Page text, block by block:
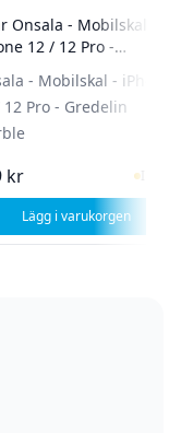
för
- Svart
Onsala - Mobilskal -
/ 12 Pro -
- Mobilskal - iPhone
kr I
Lägg i varukorgen